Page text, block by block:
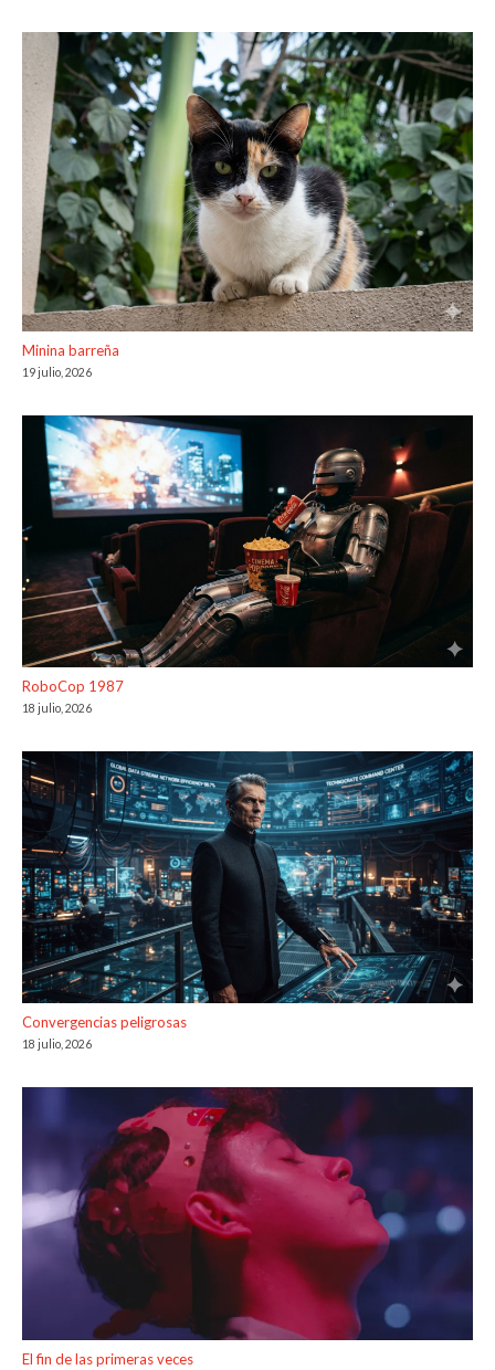
Minina barreña
19 julio, 2026
RoboCop 1987
18 julio, 2026
Convergencias peligrosas
18 julio, 2026
El fin de las primeras veces